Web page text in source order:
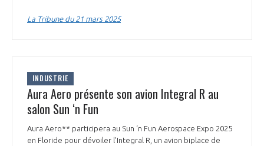
La Tribune du 21 mars 2025
INDUSTRIE
Aura Aero présente son avion Integral R au
salon Sun ‘n Fun
Aura Aero** participera au Sun ‘n Fun Aerospace Expo 2025
en Floride pour dévoiler l’Integral R, un avion biplace de